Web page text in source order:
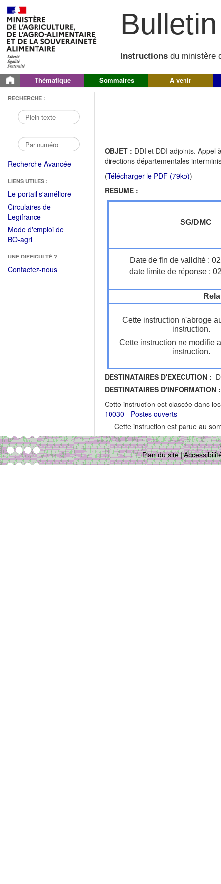
Instructions du ministère
Thématique Sommaires A venir
RECHERCHE :
Recherche Avancée
LIENS UTILES :
Le portail s'améliore(Fichier
Circulaires de
Legifrance(Ouvrir
dans
une
fenêtre)
Mode d'emploi de
BO-agri(Ouvrir
une
nouvelle
UNE DIFFICULTÉ ?
Contactez-nous
OBJET : DDI et DDI adjoints. Appel
directions départementales
(Télécharger le PDF (79ko))
RESUME :
SG/DMC
Date de fin de validité :
date limite de réponse :
Cette instruction n'abroge
instruction.
Cette instruction ne modifie
instruction.
DESTINATAIRES D'EXECUTION :
DESTINATAIRES D'INFORMATION :
Cette instruction est classée dans
10030 - Postes ouverts
Cette instruction est parue au
Plan du site|